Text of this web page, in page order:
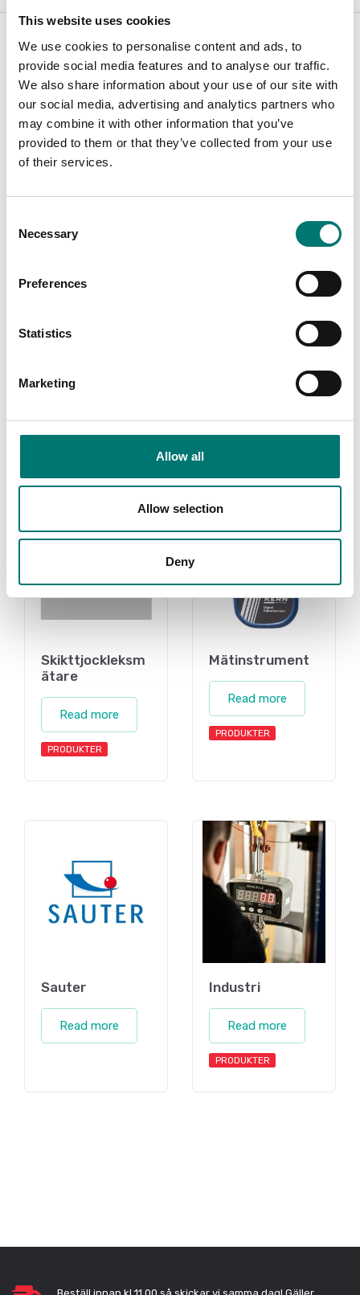
This website uses cookies
We use cookies to personalise content and ads, to
provide social media features and to analyse our traffic.
We also share information about your use of our site with
our social media, advertising and analytics partners who
may combine it with other information that you’ve
provided to them or that they’ve collected from your use
of their services.
Selection
Necessary
Preferences
Statistics
Marketing
Allow all
Allow selection
Deny
Är tillbehör till
Visar2/2
am
Pris från: 1 290 kr
ökad mätnoggrannhet
Skikttjockleksm
ätare
Read more
PRODUKTER
Mätinstrument
Read more
PRODUKTER
Sauter
Read more
Industri
Read more
PRODUKTER